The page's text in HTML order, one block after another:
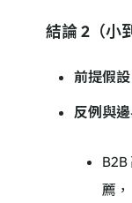
結論 2（小
前提假設
反例與
薦